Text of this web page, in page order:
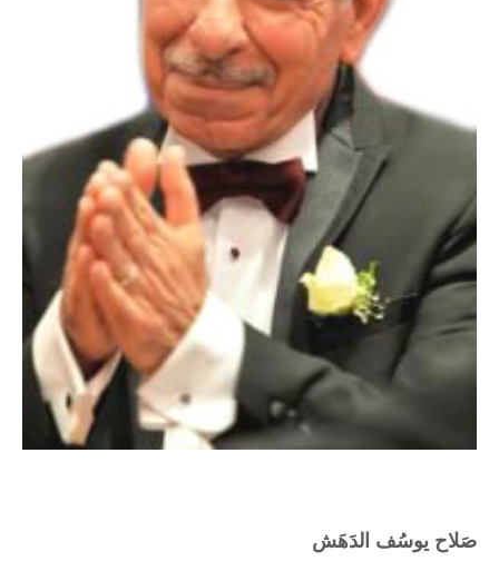
صَلاح يوسُف الدَهَش